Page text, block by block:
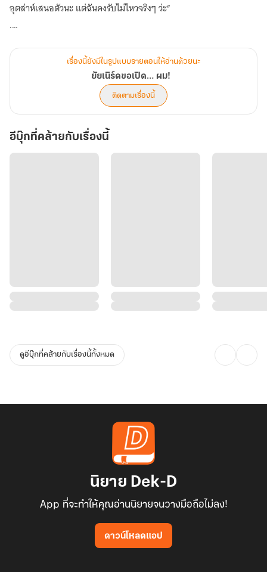
อุตส่าห์เสนอตัวนะ แต่ฉันคงรับไม่ไหวจริงๆ ว่ะ”
.
ถึงจะปฏิเสธไปอย่างนั้น แต่พวกเพื่อนตัวดีสามหน่อมันกำลังจ้องตั้งฉายา
‘ไอคอนนิคหนุ่มซิงขึ้นหิ้ง’ ให้เขา จึงจำใจเรียกเธอมา…
･ﾟ✧ ☆ﾟ.*･｡ﾟ･.*･｡ﾟ✧ ☆ﾟ･
—• ไนท์ ศิรวิชญ์ รัตนวรโชติ •—
: เทพบุตรวิศวะคอมฯ หนุ่มฮอตแต่ซิง และกำลังอยากสละซิงใจจะขาด
จึงต้องทำทุกวิถีทางเพื่อให้ตัวเองเสียซิง จึงไปจีบดาวมหา’ ลัยที่เขาชอบ
มาเป็นปี และด้วยสกิลการจีบหญิงที่ติดลบ ความฉิบหายจึงบังเกิด!
เรื่องนี้ยังมีในรูปแบบรายตอนให้อ่านด้วยนะ
ยัยเนิร์ดขอเปิด… ผม!
ติดตามเรื่องนี้
อีบุ๊กที่คล้ายกับเรื่องนี้
ดูอีบุ๊กที่คล้ายกับเรื่องนี้ทั้งหมด
นิยาย Dek-D
App ที่จะทำให้คุณอ่านนิยายจนวางมือถือไม่ลง!
ดาวน์โหลดแอป